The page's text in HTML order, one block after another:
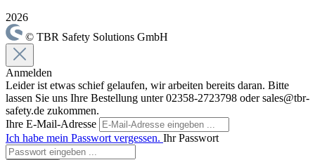
2026
© TBR Safety Solutions GmbH
Anmelden
Leider ist etwas schief gelaufen, wir arbeiten bereits daran. Bitte
lassen Sie uns Ihre Bestellung unter 02358-2723798 oder sales@tbr-
safety.de zukommen.
Ihre E-Mail-Adresse
Ich habe mein Passwort vergessen. Ihr Passwort